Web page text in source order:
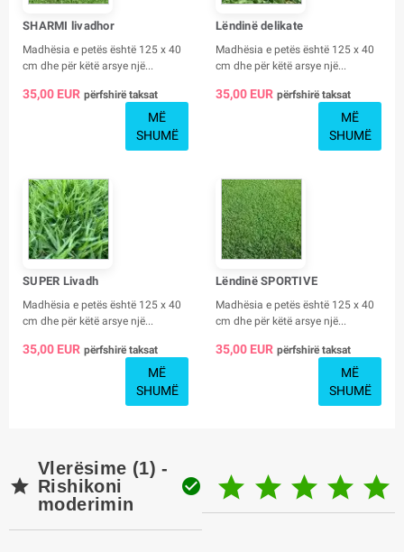
SHARMI livadhor
Madhësia e petës është 125 x 40
cm dhe për këtë arsye një...
35,00 EUR përfshirë taksat
MË
SHUMË
Lëndinë delikate
Madhësia e petës është 125 x 40
cm dhe për këtë arsye një...
35,00 EUR përfshirë taksat
MË
SHUMË
SUPER Livadh
Madhësia e petës është 125 x 40
cm dhe për këtë arsye një...
35,00 EUR përfshirë taksat
MË
SHUMË
Lëndinë SPORTIVE
Madhësia e petës është 125 x 40
cm dhe për këtë arsye një...
35,00 EUR përfshirë taksat
MË
SHUMË

Vlerësime (1) -
Rishikoni
moderimin
     